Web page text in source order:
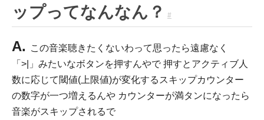
ップってなんなん？
#
A.
この音楽聴きたくないわって思ったら遠慮なく
「>|」みたいなボタンを押すんやで 押すとアクティブ人
数に応じて閾値(上限値)が変化するスキップカウンター
の数字が一つ増えるんや カウンターが満タンになったら
音楽がスキップされるで